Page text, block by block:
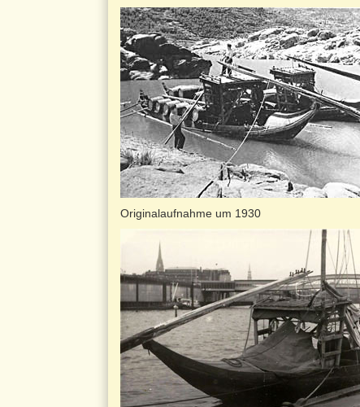
Originalaufnahme um 1930